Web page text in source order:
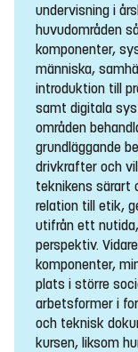
undervisning i
huvudområden
komponenter,
människa,
introduktion till
samt digitala
områden
grundläggande
drivkrafter och
teknikens särart
relation till etik,
utifrån ett
perspektiv.
komponenter,
plats i större
arbetsformer i
och teknisk
kursen, liksom